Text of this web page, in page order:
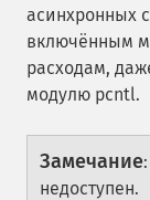
асинхронных
включённым
расходам,
модулю pcntl.
Замечание
недоступен.